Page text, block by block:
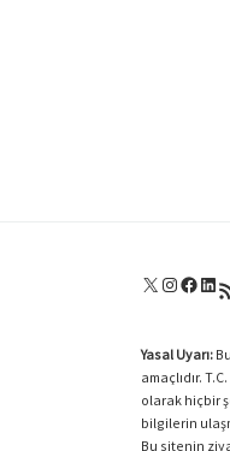
X
Yasal Uyarı:
amaçlıdır.
olarak hiçbir
bilgilerin
Bu sitenin